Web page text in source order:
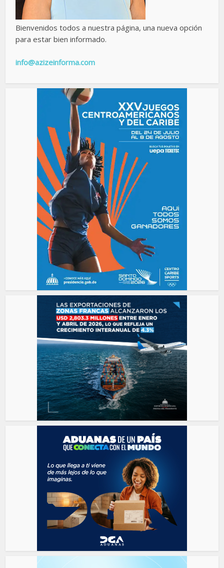
Bienvenidos todos a nuestra página, una nueva opción
para estar bien informado.
info@azizeinforma.com